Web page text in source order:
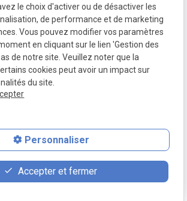
Rueil
Malmaison
Versailles
Mentions
légales
Politique de
confidentialité
event
Prendre RDV
phone
01 34 51 90 03
le choix d'activer ou de désactiver les
de performance et de marketing
Vous pouvez modifier vos paramètres
en cliquant sur le lien 'Gestion des
de notre site. Veuillez noter que la
cookies peut avoir un impact sur
du site.
Personnaliser
Accepter et fermer